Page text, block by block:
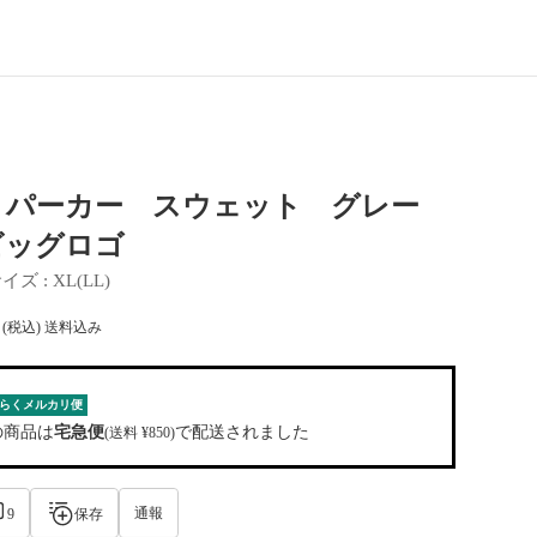
パーカー スウェット グレー
グロゴ
ズ : XL(LL)
(税込) 送料込み
くメルカリ便
商品は宅急便(送料 ¥850)で配送されました
9 保存 通報